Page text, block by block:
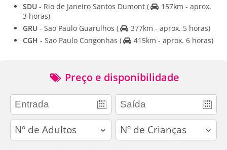
SDU - Rio de Janeiro Santos Dumont (
157km - aprox.
3 horas)
GRU - Sao Paulo Guarulhos (
377km - aprox. 5 horas)
CGH - Sao Paulo Congonhas ( 415km - aprox. 6 horas)
Preço e disponibilidade
adults children